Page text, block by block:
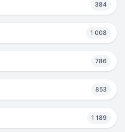
384
1 008
786
853
1 189